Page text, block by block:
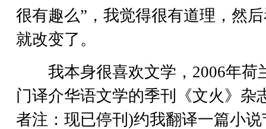
很有趣么”，我觉得很有道理，然
就改变了。
我本身很喜欢文学，2006年荷
门译介华语文学的季刊《文火》杂
者注：现已停刊)约我翻译一篇小说